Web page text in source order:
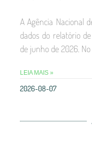
A Agência Nacional
dados do relatório
de junho de 2026.
LEIA MAIS »
2026-08-07